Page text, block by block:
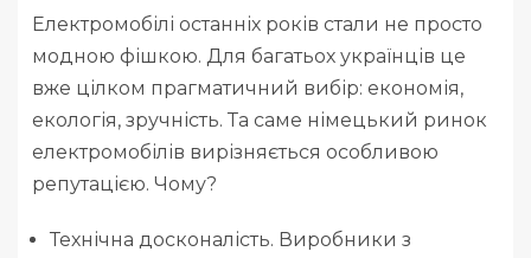
Електромобілі останніх років стали не просто
модною фішкою. Для багатьох українців це
вже цілком прагматичний вибір: економія,
екологія, зручність. Та саме німецький ринок
електромобілів вирізняється особливою
репутацією. Чому?
Технічна досконалість. Виробники з